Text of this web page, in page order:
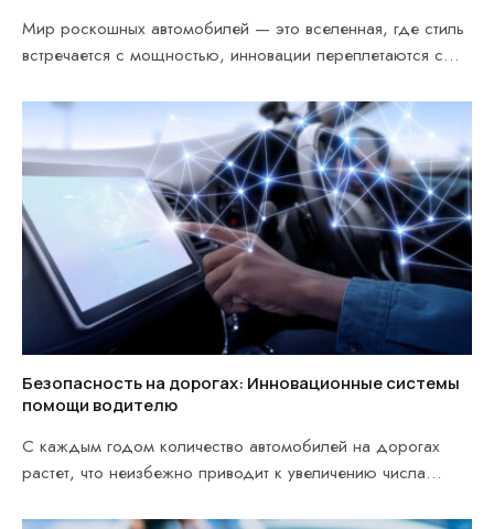
Мир роскошных автомобилей — это вселенная, где стиль
встречается с мощностью, инновации переплетаются с
Безопасность на дорогах: Инновационные системы
помощи водителю
С каждым годом количество автомобилей на дорогах
растет, что неизбежно приводит к увеличению числа